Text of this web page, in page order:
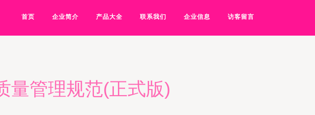
首页 企业简介 产品大全 联系我们 企业信息 访客留言
量管理规范(正式版)